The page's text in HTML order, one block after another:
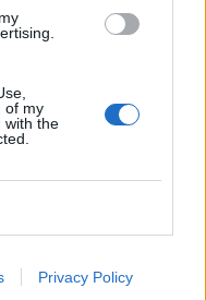
of my
with the
Privacy Policy